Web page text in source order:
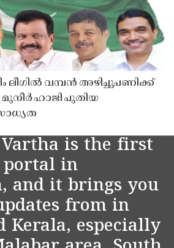
ലീഗിൽ വമ്പൻ അഴിച്ചുപണിക്ക്
ഹാജി പുതിയ
Vartha is the first
portal in
and it brings you
from in
Kerala, especially